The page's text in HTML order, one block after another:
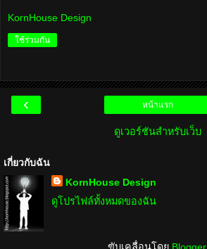
KornHouse Design
ใช้ร่วมกัน
‹ หน้าแรก
ดูเวอร์ชันสำหรับเว็บ
เกี่ยวกับฉัน
KornHouse Design
ดูโปรไฟล์ทั้งหมดของฉัน